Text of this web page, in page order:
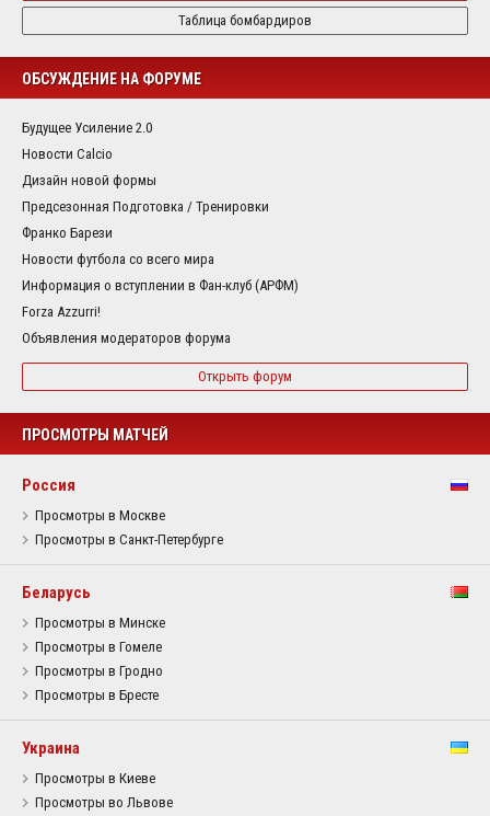
Таблица бомбардиров
ОБСУЖДЕНИЕ НА ФОРУМЕ
Будущее Усиление 2.0
Новости Calcio
Дизайн новой формы
Предсезонная Подготовка / Тренировки
Франко Барези
Новости футбола со всего мира
Информация о вступлении в Фан-клуб (АРФМ)
Forza Azzurri!
Объявления модераторов форума
Открыть форум
ПРОСМОТРЫ МАТЧЕЙ
Россия
Просмотры в Москве
Просмотры в Санкт-Петербурге
Беларусь
Просмотры в Минске
Просмотры в Гомеле
Просмотры в Гродно
Просмотры в Бресте
Украина
Просмотры в Киеве
Просмотры во Львове